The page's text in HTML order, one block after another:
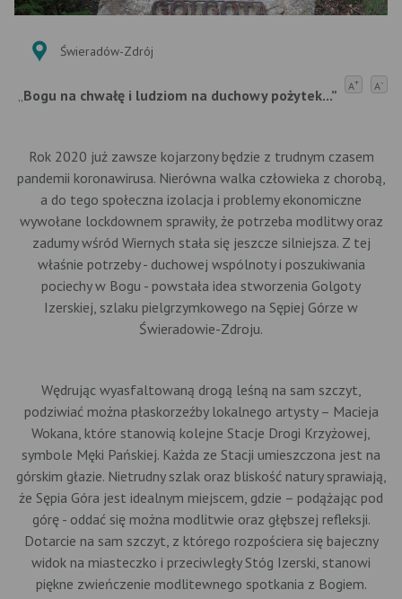
Świeradów-Zdrój
A+ A-
Bogu na chwałę i ludziom na duchowy pożytek...”
Rok 2020 już zawsze kojarzony będzie z trudnym czasem
pandemii koronawirusa. Nierówna walka człowieka z chorobą,
a do tego społeczna izolacja i problemy ekonomiczne
wywołane lockdownem sprawiły, że potrzeba modlitwy oraz
zadumy wśród Wiernych stała się jeszcze silniejsza. Z tej
właśnie potrzeby - duchowej wspólnoty i poszukiwania
pociechy w Bogu - powstała idea stworzenia Golgoty
Izerskiej, szlaku pielgrzymkowego na Sępiej Górze w
Świeradowie-Zdroju.
Wędrując wyasfaltowaną drogą leśną na sam szczyt,
podziwiać można płaskorzeźby lokalnego artysty – Macieja
Wokana, które stanowią kolejne Stacje Drogi Krzyżowej,
symbole Męki Pańskiej. Każda ze Stacji umieszczona jest na
górskim głazie. Nietrudny szlak oraz bliskość natury sprawiają,
że Sępia Góra jest idealnym miejscem, gdzie – podążając pod
górę - oddać się można modlitwie oraz głębszej refleksji.
Dotarcie na sam szczyt, z którego rozpościera się bajeczny
widok na miasteczko i przeciwległy Stóg Izerski, stanowi
piękne zwieńczenie modlitewnego spotkania z Bogiem.